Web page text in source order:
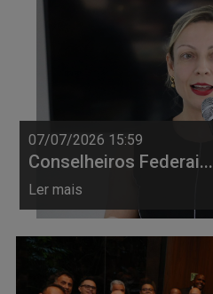
07/07/2026 15:59
Conselheiros Federai...
Ler mais